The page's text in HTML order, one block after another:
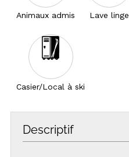
Animaux admis Lave linge
Casier/Local à ski
Descriptif